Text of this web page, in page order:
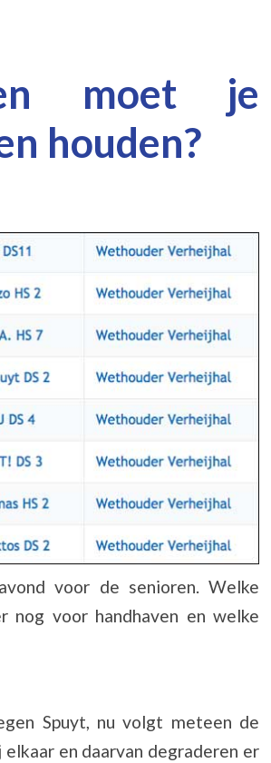
moet je
houden?
voor de senioren. Welke
voor handhaven en welke
Spuyt, nu volgt meteen de
en daarvan degraderen er